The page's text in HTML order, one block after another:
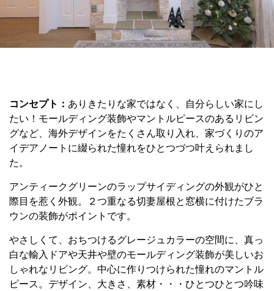
コンセプト： ありきたりな家ではなく、自分らしい家にし
たい！モールディング装飾やマントルピースのあるリビン
グなど、海外デザインをたくさん取り入れ、家づくりのア
イデアノートに綴られた憧れをひとつづつ叶えられまし
た。
アンティークグリーンのラップサイディングの外観がひと
際目を惹く外観。２つ重なる切妻屋根と窓横に付けたブラ
ウンの装飾がポイントです。
やさしくて、おちつけるグレージュカラーの空間に、真っ
白な輸入ドアや天井や壁のモールディング装飾が美しいお
しゃれなリビング。中心に作りつけられた憧れのマントル
ピース。デザイン、大きさ、素材・・・ひとつひとつ吟味